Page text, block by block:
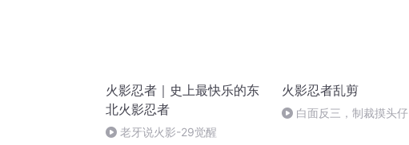
火影忍者｜史上最快乐的东
北火影忍者
老牙说火影-29觉醒
火影忍者乱剪
白面反三，制裁摸头仔